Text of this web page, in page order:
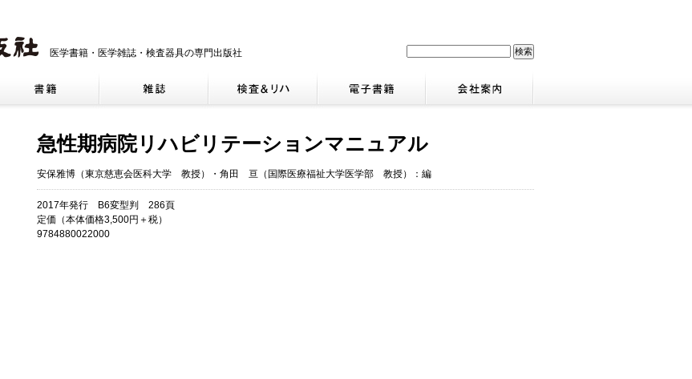
医学書籍・医学雑誌・検査器具の専門出版社
急性期病院リハビリテーションマニュアル
安保雅博（東京慈恵会医科大学 教授）・角田 亘（国際医療福祉大学医学部 教授）：編
2017年発行 B6変型判 286頁
定価（本体価格3,500円＋税）
9784880022000